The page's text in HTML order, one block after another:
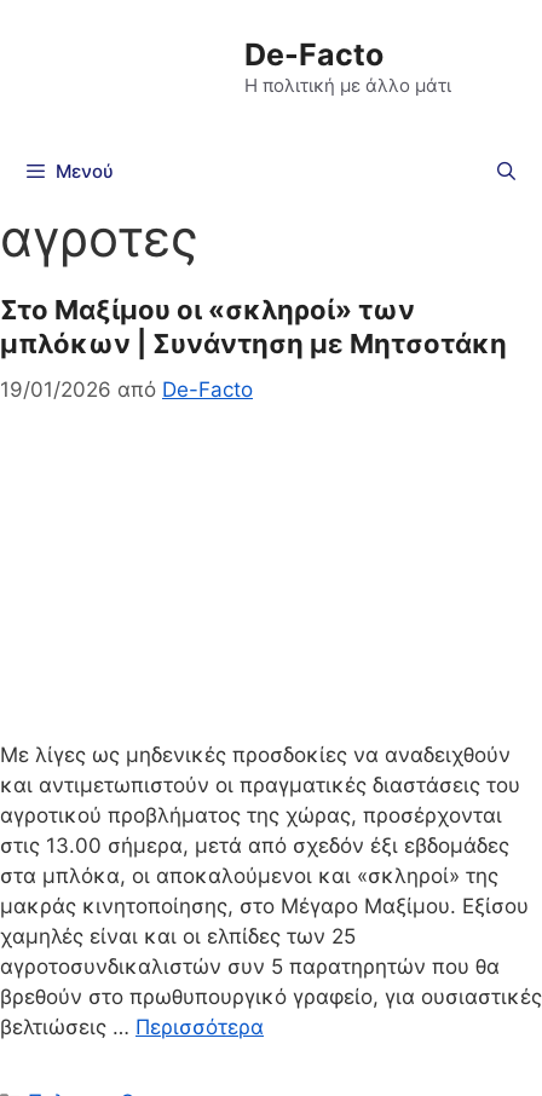
De-Facto
Η πολιτική με άλλο μάτι
Μενού
αγροτες
Στο Μαξίμου οι «σκληροί» των
μπλόκων | Συνάντηση με Μητσοτάκη
19/01/2026 από De-Facto
Με λίγες ως μηδενικές προσδοκίες να αναδειχθούν
και αντιμετωπιστούν οι πραγματικές διαστάσεις του
αγροτικού προβλήματος της χώρας, προσέρχονται
στις 13.00 σήμερα, μετά από σχεδόν έξι εβδομάδες
στα μπλόκα, οι αποκαλούμενοι και «σκληροί» της
μακράς κινητοποίησης, στο Μέγαρο Μαξίμου. Εξίσου
χαμηλές είναι και οι ελπίδες των 25
αγροτοσυνδικαλιστών συν 5 παρατηρητών που θα
βρεθούν στο πρωθυπουργικό γραφείο, για ουσιαστικές
βελτιώσεις … Περισσότερα